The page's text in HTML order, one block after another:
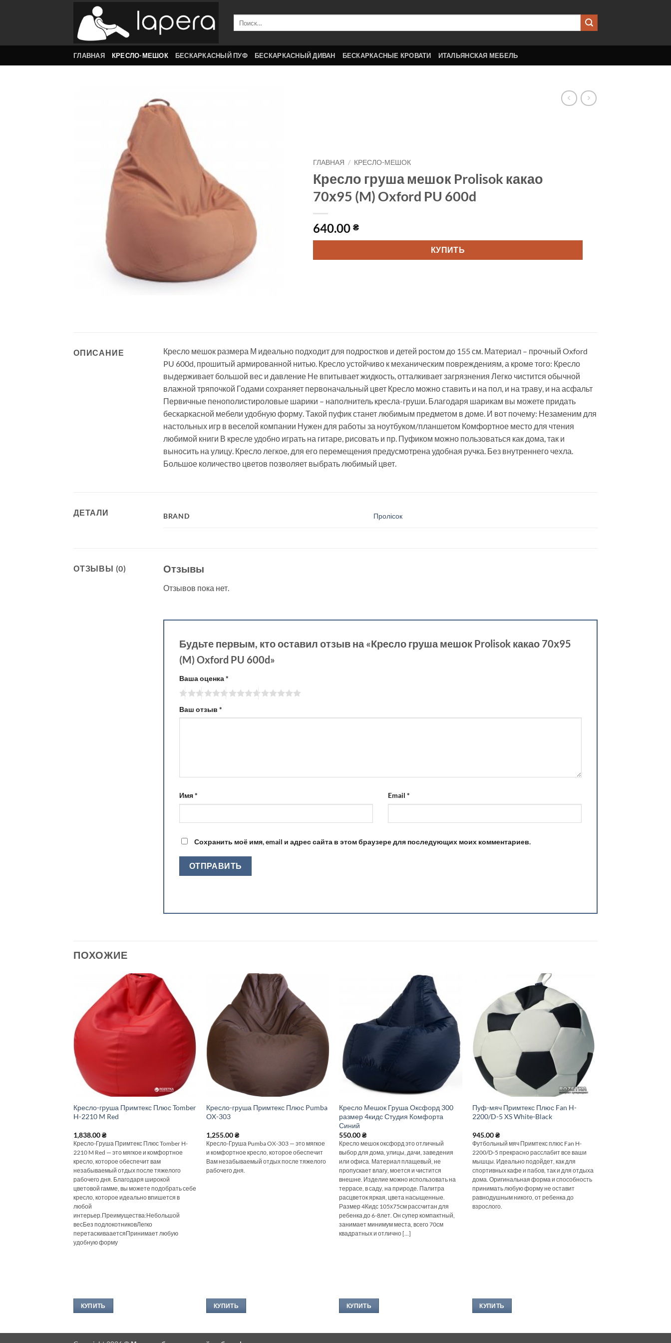
ГЛАВНАЯ КРЕСЛО-МЕШОК БЕСКАРКАСНЫЙ ПУФ БЕСКАРКАСНЫЙ ДИВАН БЕСКАРКАСНЫЕ КРОВАТИ ИТАЛЬЯНСКАЯ МЕБЕЛЬ
ГЛАВНАЯ / КРЕСЛО-МЕШОК
Кресло груша мешок Prolisok какао
70х95 (M) Oxford PU 600d
640.00 ₴
КУПИТЬ
ОПИСАНИЕ
Кресло мешок размера М идеально подходит для подростков и детей ростом до 155 см. Материал – прочный Oxford
PU 600d, прошитый армированной нитью. Кресло устойчиво к механическим повреждениям, а кроме того: Кресло
выдерживает большой вес и давление Не впитывает жидкость, отталкивает загрязнения Легко чистится обычной
влажной тряпочкой Годами сохраняет первоначальный цвет Кресло можно ставить и на пол, и на траву, и на асфальт
Первичные пенополистироловые шарики – наполнитель кресла-груши. Благодаря шарикам вы можете придать
бескаркасной мебели удобную форму. Такой пуфик станет любимым предметом в доме. И вот почему: Незаменим для
настольных игр в веселой компании Нужен для работы за ноутбуком/планшетом Комфортное место для чтения
любимой книги В кресле удобно играть на гитаре, рисовать и пр. Пуфиком можно пользоваться как дома, так и
выносить на улицу. Кресло легкое, для его перемещения предусмотрена удобная ручка. Без внутреннего чехла.
Большое количество цветов позволяет выбрать любимый цвет.
ДЕТАЛИ BRAND Пролісок
ОТЗЫВЫ (0) Отзывы
Отзывов пока нет.
Будьте первым, кто оставил отзыв на «Кресло груша мешок Prolisok какао 70х95
(M) Oxford PU 600d»
Ваша оценка*
Ваш отзыв *
Имя* Email *
Сохранить моё имя, email и адрес сайта в этом браузере для последующих моих комментариев.
ПОХОЖИЕ
Кресло-груша Примтекс Плюс Tomber
H-2210 M Red
1,838.00₴
Кресло-Груша Примтекс Плюс Tomber H-
2210 M Red — это мягкое и комфортное
кресло, которое обеспечит вам
незабываемый отдых после тяжелого
рабочего дня. Благодаря широкой
цветовой гамме, вы можете подобрать себе
кресло, которое идеально впишется в
любой
интерьер.Преимущества:Небольшой
весБез подлокотниковЛегко
перетаскивааетсяПринимает любую
удобную форму
КУПИТЬ
Кресло-груша Примтекс Плюс Pumba
OX-303
1,255.00₴
Кресло-Груша Pumba OX-303 — это мягкое
и комфортное кресло, которое обеспечит
Вам незабываемый отдых после тяжелого
рабочего дня.
КУПИТЬ
Кресло Мешок Груша Оксфорд 300
размер 4кидс Студия Комфорта
Синий
550.00₴
Кресло мешок оксфорд это отличный
выбор для дома, улицы, дачи, заведения
или офиса. Материал плащевый, не
пропускает влагу, моется и чистится
внешне. Изделие можно использовать на
террасе, в саду, на природе. Палитра
расцветок яркая, цвета насыщенные.
Размер 4Кидс 105х75см рассчитан для
ребенка до 6-8лет. Он супер компактный,
занимает минимум места, всего 70см
квадратных и отлично [...]
КУПИТЬ
Пуф-мяч Примтекс Плюс Fan H-
2200/D-5 XS White-Black
945.00₴
Футбольный мяч Примтекс плюс Fan H-
2200/D-5 прекрасно расслабит все ваши
мышцы. Идеально подойдет, как для
спортивных кафе и пабов, так и для отдыха
дома. Оригинальная форма и способность
принимать любую форму не оставит
равнодушным никого, от ребенка до
взрослого.
КУПИТЬ